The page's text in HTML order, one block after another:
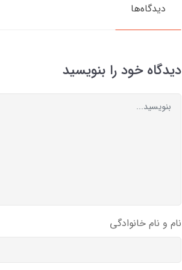
دیدگاه‌ها
دیدگاه خود را بنویسید
نام و نام خانوادگی